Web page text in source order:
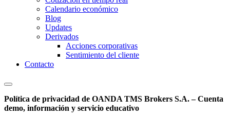
Calendario económico
Blog
Updates
Derivados
Acciones corporativas
Sentimiento del cliente
Contacto
Política de privacidad de OANDA TMS Brokers S.A. – Cuenta
demo, información y servicio educativo